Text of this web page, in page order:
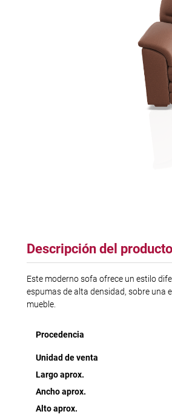
Descripción del producto
Este moderno sofa ofrece un estilo
espumas de alta densidad, sobre una
mueble.
Procedencia
Unidad de venta
Largo aprox.
Ancho aprox.
Alto aprox.